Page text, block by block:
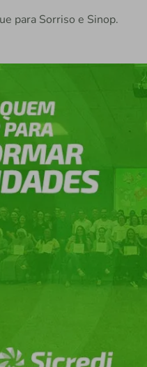
para Sorriso e Sinop.